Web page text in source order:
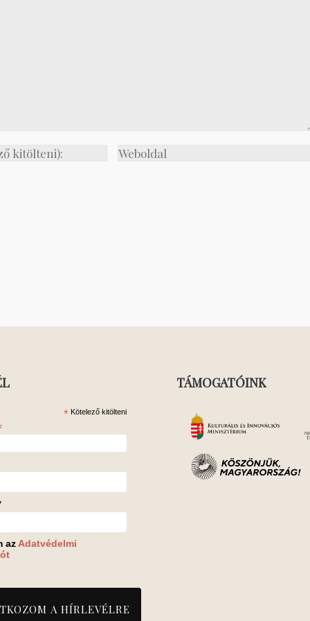
* Kötelező kitölteni
az Adatvédelmi
TÁMOGATÓINK